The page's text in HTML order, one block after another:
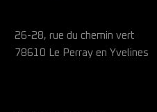
26-28, rue du chemin vert
78610 Le Perray en Yvelines